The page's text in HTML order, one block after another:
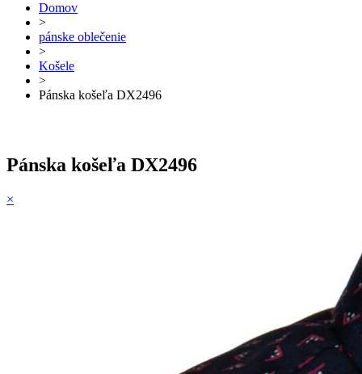
Domov
>
pánske oblečenie
>
Košele
>
Pánska košeľa DX2496
Pánska košeľa DX2496
×